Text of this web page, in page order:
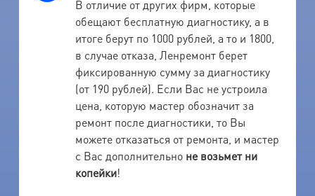
В отличие от других фирм, которые
обещают бесплатную диагностику, а в
итоге берут по 1000 рублей, а то и 1800,
в случае отказа, Ленремонт берет
фиксированную сумму за диагностику
(от 190 рублей). Если Вас не устроила
цена, которую мастер обозначит за
ремонт после диагностики, то Вы
можете отказаться от ремонта, и мастер
с Вас дополнительно не возьмет ни
копейки!